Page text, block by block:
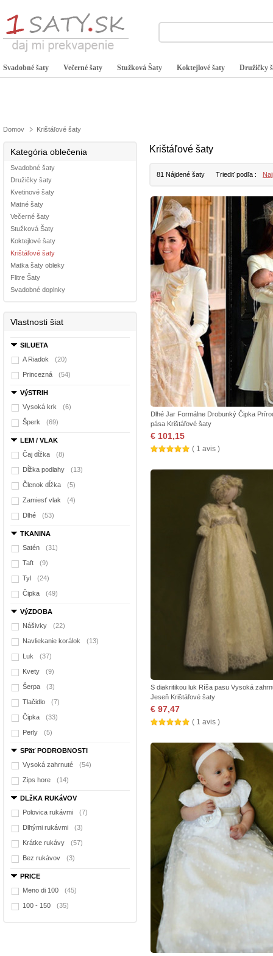
Svadobné šaty Večerné šaty Stužková Šaty Koktejlové šaty Družičky
Domov Krištáľové šaty
Kategória oblečenia
Svadobné šaty
Družičky šaty
Kvetinové šaty
Matné šaty
Večerné šaty
Stužková Šaty
Koktejlové šaty
Krištáľové šaty
Matka šaty obleky
Flitre Šaty
Svadobné doplnky
Vlastnosti šiat
SILUETA
A Riadok
(20)
Princezná (54)
VýSTRIH
Vysoká krk
(6)
Šperk (69)
LEM / VLAK
Čaj dĺžka
(8)
Dĺžka podlahy (13)
Členok dĺžka (5)
Zamiesť vlak (4)
Dlhé (53)
TKANINA
Satén
(31)
Taft (9)
Tyl (24)
Čipka (49)
VýZDOBA
Nášivky
(22)
Navliekanie korálok (13)
Luk (37)
Kvety (9)
Šerpa (3)
Tlačidlo (7)
Čipka (33)
Perly (5)
SPäť PODROBNOSTI
Vysoká zahrnuté
(54)
Zips hore (14)
DLžKA RUKáVOV
Polovica rukávmi
(7)
Dlhými rukávmi (3)
Krátke rukávy (57)
Bez rukávov (3)
PRICE
Meno di 100
(45)
100 - 150 (35)
Krištáľové šaty
81 Nájdené šaty Triediť podľa :
Dlhé Jar Formálne Drobunký Čipka
pása Krištáľové šaty
€ 101,15
( 1 avis )
S diakritikou luk Ríša pasu Vysoká
Jeseň Krištáľové šaty
€ 97,47
( 1 avis )